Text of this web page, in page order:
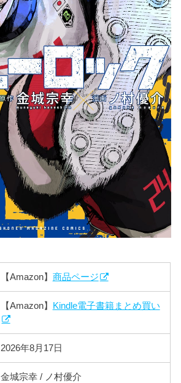
【Amazon】 商品ページ
【Amazon】 Kindle電子書籍まとめ買い
2026年8月17日
金城宗幸 / ノ村優介